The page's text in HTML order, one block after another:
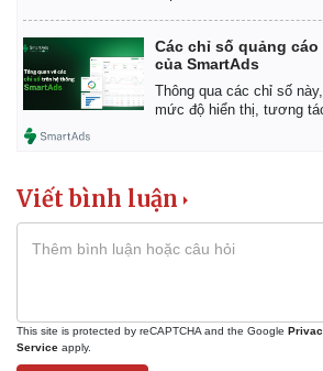
Các chỉ số quảng
của SmartAds
Thông qua các chỉ số
mức độ hiển thị, tương
Viết bình luận
This site is protected by reCAPTCHA and the Google
Service apply.